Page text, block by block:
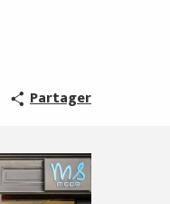
Partager